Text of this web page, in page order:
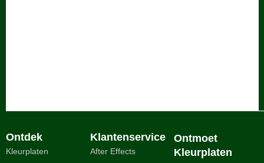
Ontdek
Kleurplaten
Klantenservice
After Effects
Ontmoet
Kleurplaten